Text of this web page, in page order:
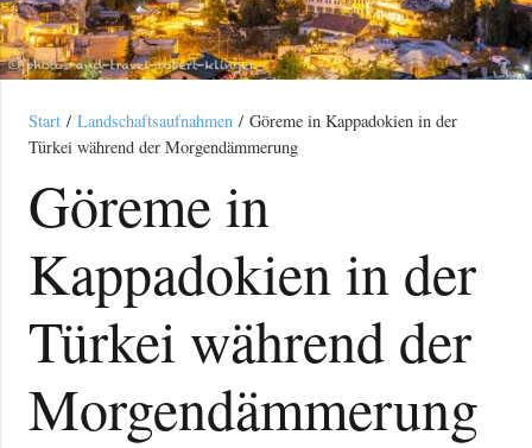
Start / Landschaftsaufnahmen / Göreme in Kappadokien in der
Türkei während der Morgendämmerung
Göreme in
Kappadokien in der
Türkei während der
Morgendämmerung